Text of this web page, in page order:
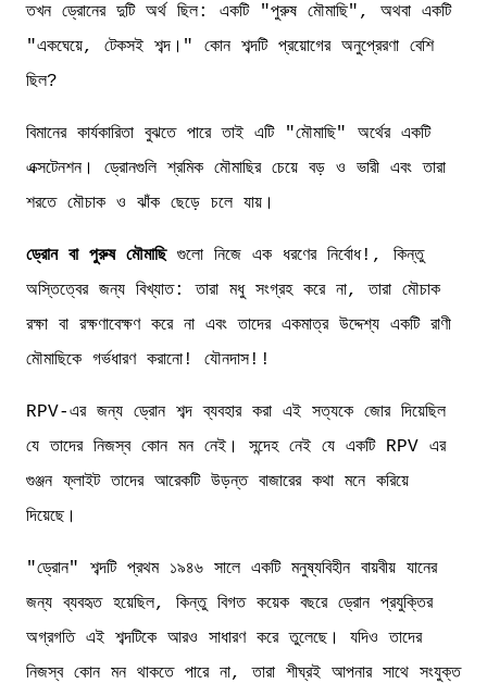
তখন ড্রোনের দুটি অর্থ ছিল: একটি "পুরুষ মৌমাছি", অথবা একটি
"একঘেয়ে, টেকসই শব্দ।" কোন শব্দটি প্রয়োগের অনুপ্রেরণা বেশি
ছিল?
বিমানের কার্যকারিতা বুঝতে পারে তাই এটি "মৌমাছি" অর্থের একটি
এক্সটেনশন। ড্রোনগুলি শ্রমিক মৌমাছির চেয়ে বড় ও ভারী এবং তারা
শরতে মৌচাক ও ঝাঁক ছেড়ে চলে যায়।
ড্রোন বা পুরুষ মৌমাছিগুলো নিজে এক ধরণের নির্বোধ!, কিন্তু
অস্তিত্বের জন্য বিখ্যাত: তারা মধু সংগ্রহ করে না, তারা মৌচাক
রক্ষা বা রক্ষণাবেক্ষণ করে না এবং তাদের একমাত্র উদ্দেশ্য একটি রাণী
মৌমাছিকে গর্ভধারণ করানো! যৌনদাস!!
RPV-এর জন্য ড্রোন শব্দ ব্যবহার করা এই সত্যকে জোর দিয়েছিল
যে তাদের নিজস্ব কোন মন নেই। সন্দেহ নেই যে একটি RPV এর
গুঞ্জন ফ্লাইট তাদের আরেকটি উড়ন্ত বাজারের কথা মনে করিয়ে
দিয়েছে।
"ড্রোন" শব্দটি প্রথম ১৯৪৬ সালে একটি মনুষ্যবিহীন বায়বীয় যানের
জন্য ব্যবহৃত হয়েছিল, কিন্তু বিগত কয়েক বছরে ড্রোন প্রযুক্তির
অগ্রগতি এই শব্দটিকে আরও সাধারণ করে তুলেছে। যদিও তাদের
নিজস্ব কোন মন থাকতে পারে না, তারা শীঘ্রই আপনার সাথে সংযুক্ত